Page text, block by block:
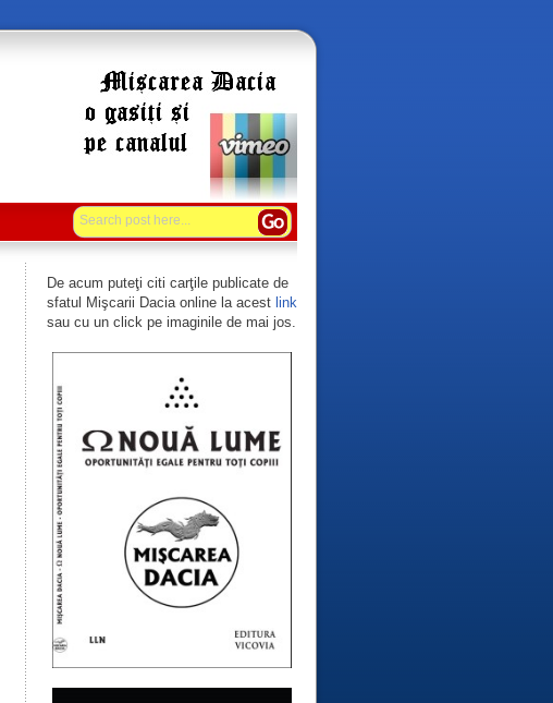
De acum puteţi citi carţile publicate de
sfatul Mişcarii Dacia online la acest link
sau cu un click pe imaginile de mai jos.